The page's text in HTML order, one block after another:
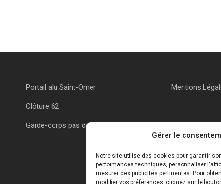
Gérer le
Notre site utilise des cookies pour garantir
performances techniques, personnaliser
mesurer des publicités pertinentes. Pour
modifier vos préférences, cliquez sur le
Portail alu Saint-Omer
Clôture 62
Garde-corps pas de calais
Mentions